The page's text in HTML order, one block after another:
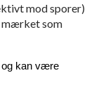
mod sporer)
mærket som
og kan være